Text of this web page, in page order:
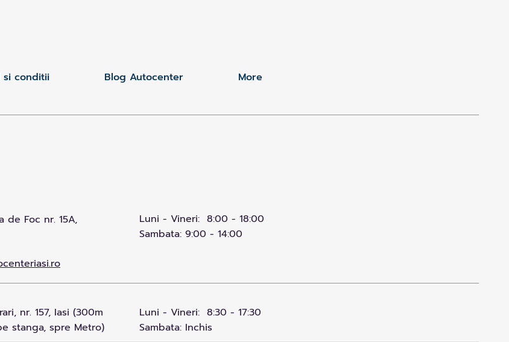
si conditii Blog Autocenter More
de Foc nr. 15A,
Luni - Vineri: 8:00 - 18:00
Sambata: 9:00 - 14:00
nr. 157, Iasi (300m
stanga, spre Metro)
Luni - Vineri: 8:30 - 17:30
Sambata: Inchis